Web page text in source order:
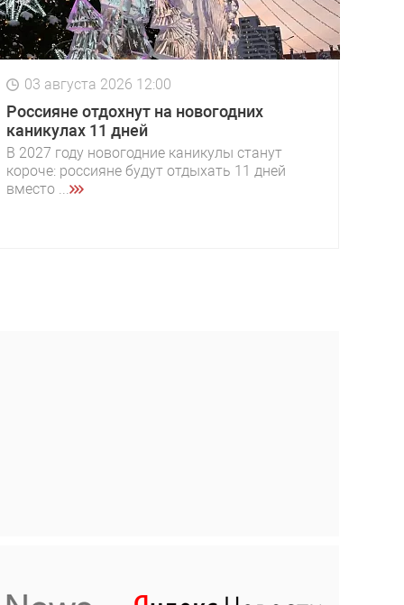
03 августа 2026 12:00
Россияне отдохнут на новогодних
каникулах 11 дней
В 2027 году новогодние каникулы станут
короче: россияне будут отдыхать 11 дней
вместо ...